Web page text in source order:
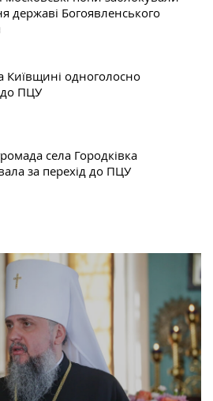
державі Богоявленського
Київщині одноголосно
ПЦУ
села Городківка
за перехід до ПЦУ